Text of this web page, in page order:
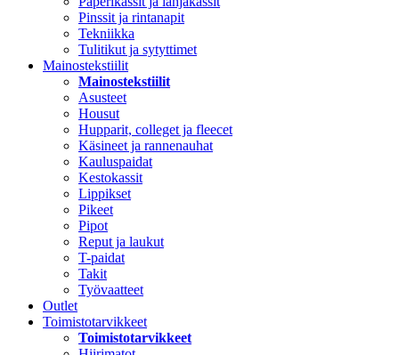
Pinssit ja rintanapit
Tekniikka
Tulitikut ja sytyttimet
Mainostekstiilit
Mainostekstiilit
Asusteet
Housut
Hupparit, colleget ja fleecet
Käsineet ja rannenauhat
Kauluspaidat
Kestokassit
Lippikset
Pikeet
Pipot
Reput ja laukut
T-paidat
Takit
Työvaatteet
Outlet
Toimistotarvikkeet
Toimistotarvikkeet